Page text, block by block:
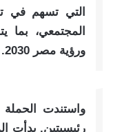
التي تسهم في
المجتمعي، بما
ورؤية مصر 2030.
واستندت
رئيسيتين. بدأت